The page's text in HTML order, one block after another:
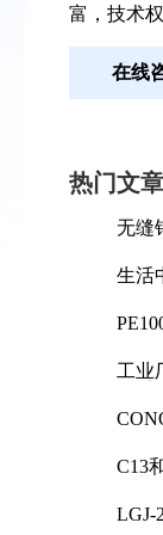
富，技术
在线
热门文章
无缝
生活
工业
C13
LGJ-